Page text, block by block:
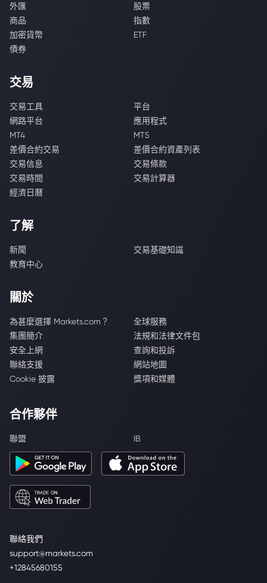
聯絡我們
support@markets.com
+12845680155
外匯
股票
商品
指數
加密貨幣
ETF
債券
交易
交易工具
平台
網路平台
應用程式
MT4
MT5
差價合約交易
差價合約資產列表
交易信息
交易條款
交易時間
交易計算器
經濟日曆
了解
新聞
交易基礎知識
教育中心
關於
為甚麼選擇 Markets.com？
全球服務
集團簡介
法規和法律文件包
安全上網
查詢和投訴
聯絡支援
網站地圖
Cookie 披露
獎項和媒體
合作夥伴
聯盟 IB